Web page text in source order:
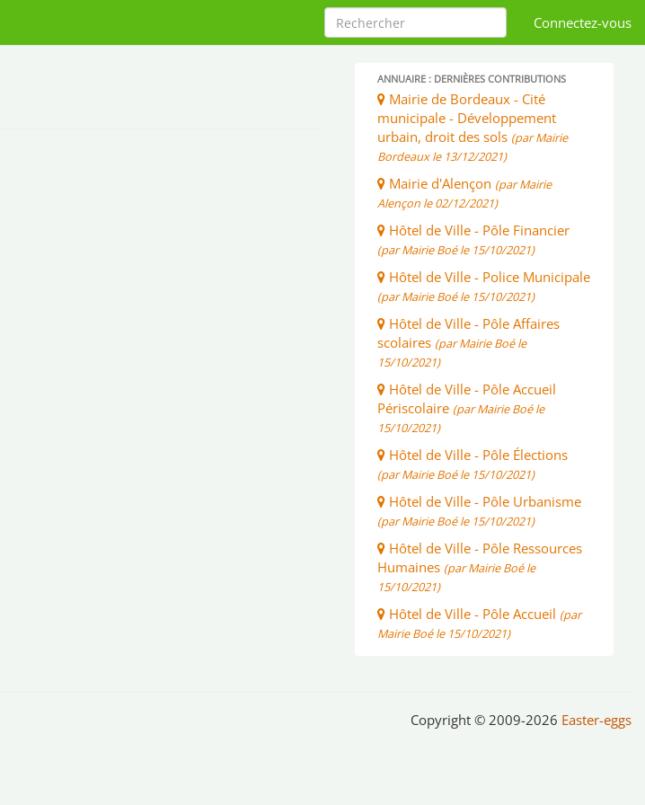
Connectez-vous
ANNUAIRE : DERNIÈRES CONTRIBUTIONS
Mairie de Bordeaux - Cité
municipale - Développement
urbain, droit des sols (par Mairie
Bordeaux le 13/12/2021)
Mairie d'Alençon (par Mairie
Alençon le 02/12/2021)
Hôtel de Ville - Pôle Financier
(par Mairie Boé le 15/10/2021)
Hôtel de Ville - Police Municipale
(par Mairie Boé le 15/10/2021)
Hôtel de Ville - Pôle Affaires
scolaires (par Mairie Boé le
15/10/2021)
Hôtel de Ville - Pôle Accueil
Périscolaire (par Mairie Boé le
15/10/2021)
Hôtel de Ville - Pôle Élections
(par Mairie Boé le 15/10/2021)
Hôtel de Ville - Pôle Urbanisme
(par Mairie Boé le 15/10/2021)
Hôtel de Ville - Pôle Ressources
Humaines (par Mairie Boé le
15/10/2021)
Hôtel de Ville - Pôle Accueil (par
Mairie Boé le 15/10/2021)
Copyright © 2009-2026 Easter-eggs